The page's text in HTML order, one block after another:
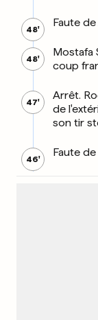
48'
Faute de
48'
Mostafa
coup
47'
Arrêt.
de
son tir
46'
Faute